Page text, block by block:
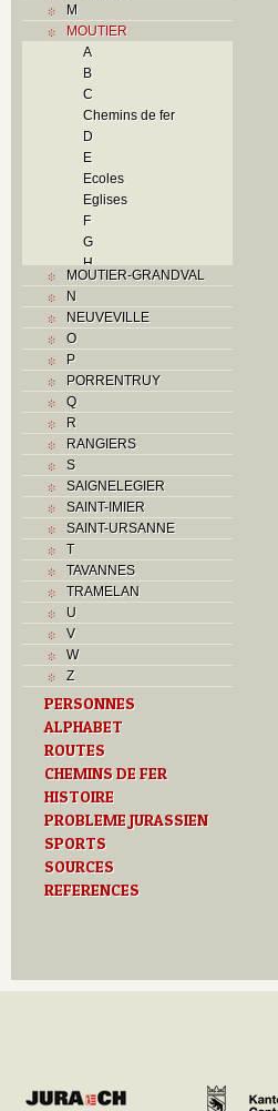
M
MOUTIER
A
B
C
Chemins de fer
D
E
Ecoles
Eglises
F
G
H
Histoire
Industrie
M
O
Paroisses
Problème jurassien
Q
S
Sociétés locales
Z
MOUTIER-GRANDVAL
N
NEUVEVILLE
O
P
PORRENTRUY
Q
R
RANGIERS
S
SAIGNELEGIER
SAINT-IMIER
SAINT-URSANNE
T
TAVANNES
TRAMELAN
U
V
W
Z
PERSONNES
ALPHABET
ROUTES
CHEMINS DE FER
HISTOIRE
PROBLEME JURASSIEN
SPORTS
SOURCES
REFERENCES